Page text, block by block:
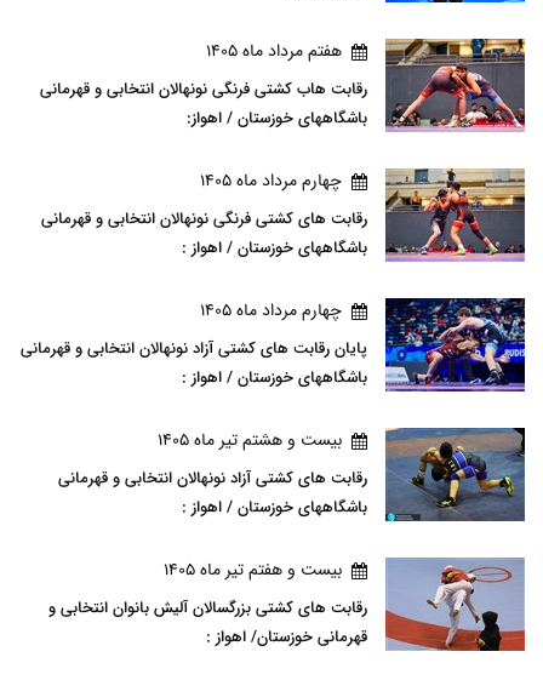
هفتم مرداد ماه 1405
رقابت هاب کشتی فرنگی نونهالان انتخابی و قهرمانی
باشگاههای خوزستان / اهواز:
چهارم مرداد ماه 1405
رقابت های کشتی فرنگی نونهالان انتخابی و قهرمانی
باشگاههای خوزستان / اهواز :
چهارم مرداد ماه 1405
پایان رقابت های کشتی آزاد نونهالان انتخابی و قهرمانی
باشگاههای خوزستان / اهواز :
بيست و هشتم تير ماه 1405
رقابت های کشتی آزاد نونهالان انتخابی و قهرمانی
باشگاههای خوزستان / اهواز :
بيست و هفتم تير ماه 1405
رقابت های کشتی بزرگسالان آلیش بانوان انتخابی و
قهرمانی خوزستان/ اهواز :